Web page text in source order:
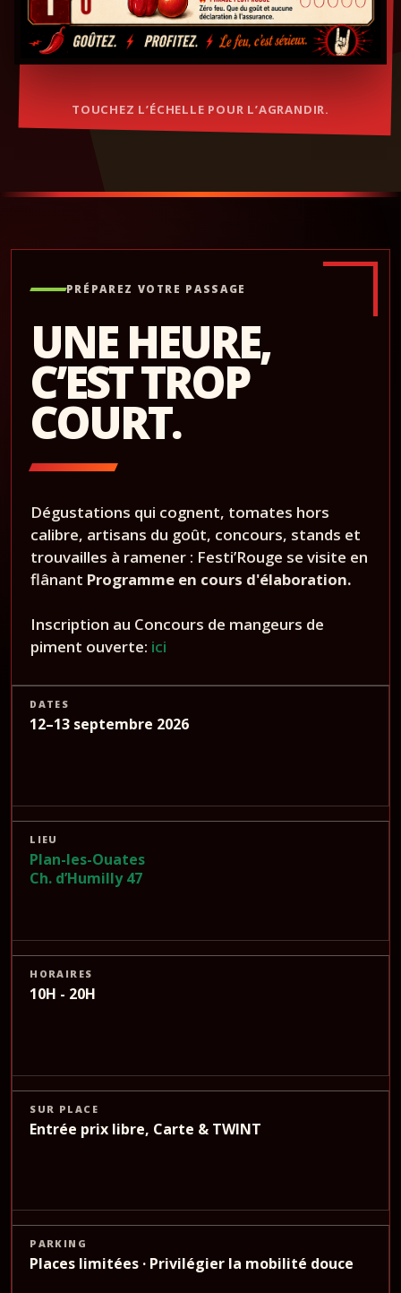
TOUCHEZ L’ÉCHELLE POUR L’AGRANDIR.
PRÉPAREZ VOTRE PASSAGE
UNE HEURE,
C’EST TROP
COURT.
Dégustations qui cognent, tomates hors
calibre, artisans du goût, concours, stands et
trouvailles à ramener : Festi’Rouge se visite en
flânant Programme en cours d'élaboration.
Inscription au Concours de mangeurs de
piment ouverte: ici
DATES
12–13 septembre 2026
LIEU
Plan-les-Ouates
Ch. d’Humilly 47
HORAIRES
10H - 20H
SUR PLACE
Entrée prix libre, Carte & TWINT
PARKING
Places limitées · Privilégier la mobilité douce